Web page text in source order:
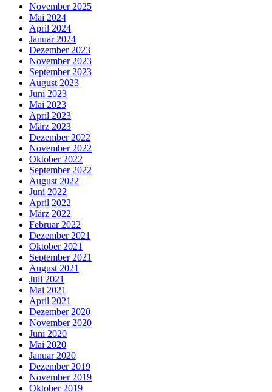
November 2025
Mai 2024
April 2024
Januar 2024
Dezember 2023
November 2023
September 2023
August 2023
Juni 2023
Mai 2023
April 2023
März 2023
Dezember 2022
November 2022
Oktober 2022
September 2022
August 2022
Juni 2022
April 2022
März 2022
Februar 2022
Dezember 2021
Oktober 2021
September 2021
August 2021
Juli 2021
Mai 2021
April 2021
Dezember 2020
November 2020
Juni 2020
Mai 2020
Januar 2020
Dezember 2019
November 2019
Oktober 2019